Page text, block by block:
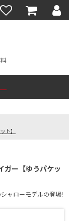
ト】
ガー【ゆうパケッ
ャローモデルの登場!